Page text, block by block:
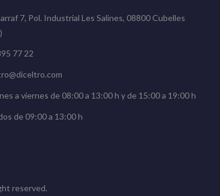
7, Pol. Industrial Les Salines, 08800 Cubelles
77 22
a viernes de 08:00 a 13:00 h y de 15:00 a 19:00 h
de 09:00 a 13:00 h
reserved.